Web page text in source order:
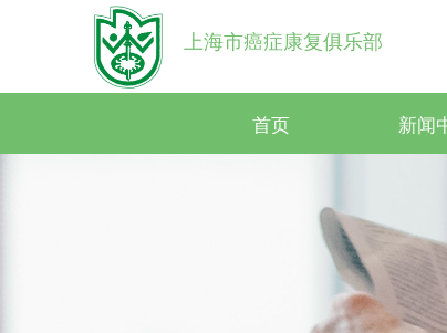
上海市癌症康复俱乐部
首页 新闻